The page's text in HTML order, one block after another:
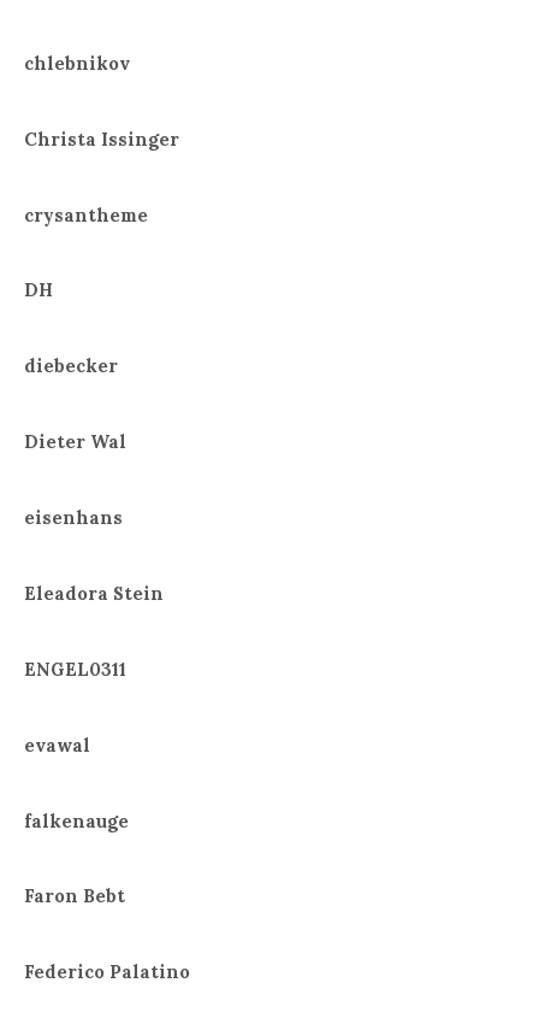
chlebnikov
Christa Issinger
crysantheme
DH
diebecker
Dieter Wal
eisenhans
Eleadora Stein
ENGEL0311
evawal
falkenauge
Faron Bebt
Federico Palatino